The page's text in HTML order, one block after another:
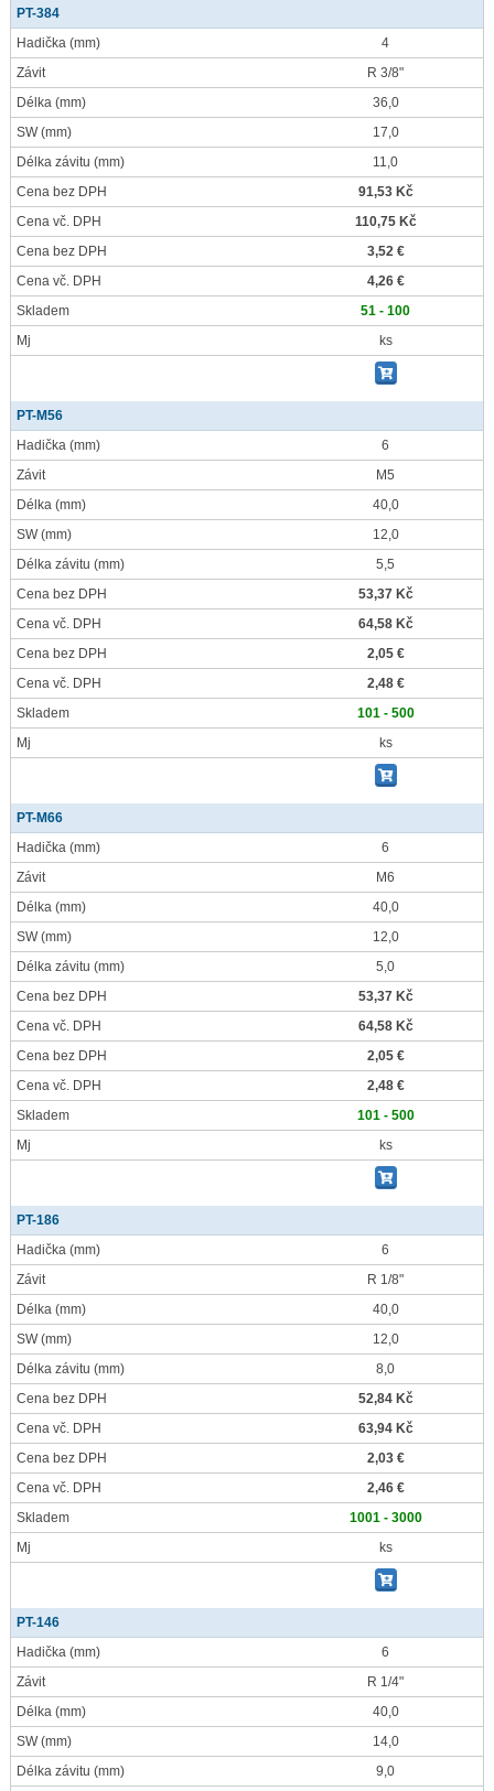
PT-384
Hadička (mm)
4
Závit
R 3/8"
Délka (mm)
36,0
SW(mm)
17,0
Délka závitu (mm)
11,0
Cena bez DPH
91,53 Kč
Cena vč. DPH
110,75 Kč
Cena bez DPH
3,52 €
Cena vč. DPH
4,26 €
Skladem
51 - 100
Mj
ks
PT-M56
Hadička (mm)
6
Závit
M5
Délka (mm)
40,0
SW(mm)
12,0
Délka závitu (mm)
5,5
Cena bez DPH
53,37 Kč
Cena vč. DPH
64,58 Kč
Cena bez DPH
2,05 €
Cena vč. DPH
2,48 €
Skladem
101 - 500
Mj
ks
PT-M66
Hadička (mm)
6
Závit
M6
Délka (mm)
40,0
SW(mm)
12,0
Délka závitu (mm)
5,0
Cena bez DPH
53,37 Kč
Cena vč. DPH
64,58 Kč
Cena bez DPH
2,05 €
Cena vč. DPH
2,48 €
Skladem
101 - 500
Mj
ks
PT-186
Hadička (mm)
6
Závit
R 1/8"
Délka (mm)
40,0
SW(mm)
12,0
Délka závitu (mm)
8,0
Cena bez DPH
52,84 Kč
Cena vč. DPH
63,94 Kč
Cena bez DPH
2,03 €
Cena vč. DPH
2,46 €
Skladem
1001 - 3000
Mj
ks
PT-146
Hadička (mm)
6
Závit
R 1/4"
Délka (mm)
40,0
SW(mm)
14,0
Délka závitu (mm) 9,0